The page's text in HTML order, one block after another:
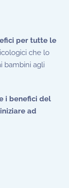
per tutte le
che lo
bambini agli
i benefici del
ad